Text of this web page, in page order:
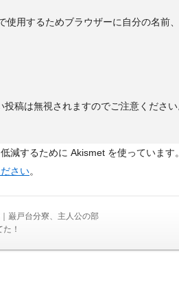
使用するためブラウザーに自分の名前
投稿は無視されますのでご注意ください
減するために Akismet を使っています。
さい。
巌戸台分寮、主人公の部
！